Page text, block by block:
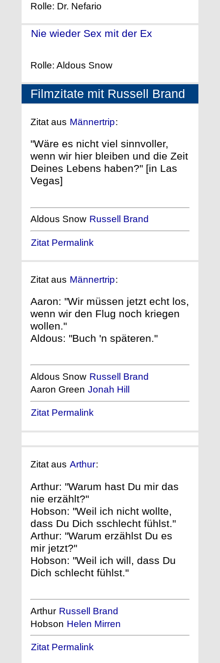
Rolle: Dr. Nefario
Nie wieder Sex mit der Ex
Rolle: Aldous Snow
Filmzitate mit Russell Brand
Zitat aus Männertrip:
"Wäre es nicht viel sinnvoller,
wenn wir hier bleiben und die Zeit
Deines Lebens haben?" [in Las
Vegas]
Aldous Snow Russell Brand
Zitat Permalink
Zitat aus Männertrip:
Aaron: "Wir müssen jetzt echt los,
wenn wir den Flug noch kriegen
wollen."
Aldous: "Buch 'n späteren."
Aldous Snow Russell Brand
Aaron Green Jonah Hill
Zitat Permalink
Zitat aus Arthur:
Arthur: "Warum hast Du mir das
nie erzählt?"
Hobson: "Weil ich nicht wollte,
dass Du Dich sschlecht fühlst."
Arthur: "Warum erzählst Du es
mir jetzt?"
Hobson: "Weil ich will, dass Du
Dich schlecht fühlst."
Arthur Russell Brand
Hobson Helen Mirren
Zitat Permalink